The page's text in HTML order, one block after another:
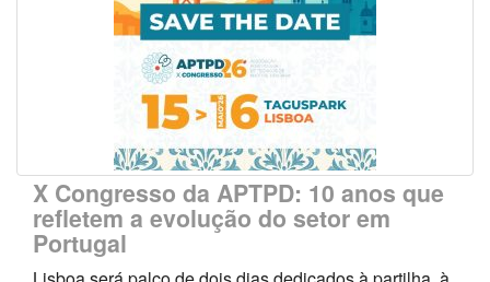
X Congresso da APTPD: 10 anos que
refletem a evolução do setor em
Portugal